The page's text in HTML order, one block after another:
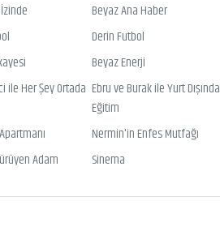
Beyaz Ana Haber
Derin Futbol
Beyaz Enerji
ile Her Şey Ortada Ebru ve Burak ile Yurt Dışında
Eğitim
Nermin'in Enfes Mutfağı
Adam
Sinema